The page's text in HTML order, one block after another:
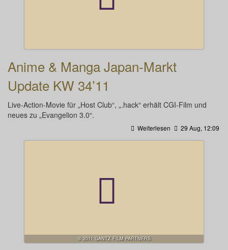
Anime & Manga Japan-Markt
Update KW 34’11
Live-Action-Movie für „Host Club“, „.hack“ erhält CGI-Film und
neues zu „Evangelion 3.0“.
Weiterlesen 29 Aug, 12:09
© 2011 GANTZ FILM PARTNERS